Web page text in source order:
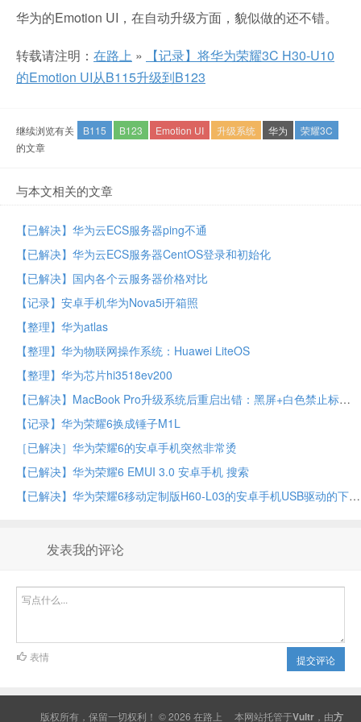
华为的Emotion UI，在自动升级方面，貌似做的还不错。
转载请注明： 在路上 »
【记录】将华为荣耀3C H30-U10
的Emotion UI从B115升级到B123
继续浏览有关 B115 B123 Emotion UI 升级系统 华为
荣耀3C
的文章
与本文相关的文章
【已解决】华为云ECS服务器ping不通
【已解决】华为云ECS服务器CentOS登录和初始化
【已解决】国内各个云服务器价格对比
【记录】安卓手机华为Nova5i开箱照
【整理】华为atlas
【整理】华为物联网操作系统：Huawei LiteOS
【整理】华为芯片hi3518ev200
【已解决】MacBook Pro升级系统后重启出错：黑屏+白色禁止标志
【记录】华为荣耀6换成锤子M1L
［已解决］华为荣耀6的安卓手机突然非常烫
【已解决】华为荣耀6 EMUI 3.0 安卓手机 搜索
【已解决】华为荣耀6移动定制版H60-L03的安卓手机USB驱动的下载和安装
发表我的评论
提交评论
表情
版权所有，保留一切权利！ © 2026 在路上 本网站托管于Vultr ，由方